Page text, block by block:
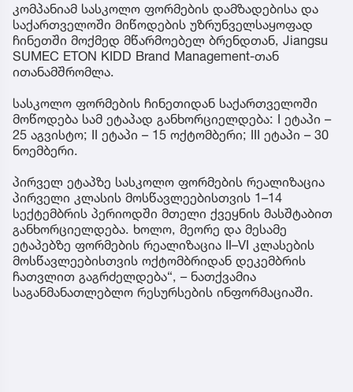
კომპანიამ სასკოლო ფორმების დამზადებისა და
საქართველოში მიწოდების უზრუნველსაყოფად
ჩინეთში მოქმედ მწარმოებელ ბრენდთან, Jiangsu
SUMEC ETON KIDD Brand Management-თან
ითანამშრომლა.
სასკოლო ფორმების ჩინეთიდან საქართველოში
მოწოდება სამ ეტაპად განხორციელდება: I ეტაპი –
25 აგვისტო; II ეტაპი – 15 ოქტომბერი; III ეტაპი – 30
ნოემბერი.
პირველ ეტაპზე სასკოლო ფორმების რეალიზაცია
პირველი კლასის მოსწავლეებისთვის 1–14
სექტემბრის პერიოდში მთელი ქვეყნის მასშტაბით
განხორციელდება. ხოლო, მეორე და მესამე
ეტაპებზე ფორმების რეალიზაცია II–VI კლასების
მოსწავლეებისთვის ოქტომბრიდან დეკემბრის
ჩათვლით გაგრძელდება“, – ნათქვამია
საგანმანათლებლო რესურსების ინფორმაციაში.